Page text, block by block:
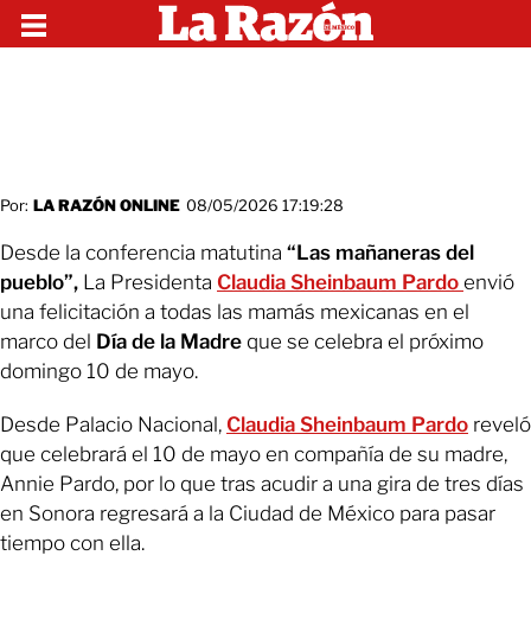
Por: LA RAZÓN ONLINE 08/05/2026 17:19:28
Desde la conferencia matutina “Las mañaneras del
pueblo”, La Presidenta Claudia Sheinbaum Pardo envió
una felicitación a todas las mamás mexicanas en el
marco del Día de la Madre que se celebra el próximo
domingo 10 de mayo.
Desde Palacio Nacional, Claudia Sheinbaum Pardo reveló
que celebrará el 10 de mayo en compañía de su madre,
Annie Pardo, por lo que tras acudir a una gira de tres días
en Sonora regresará a la Ciudad de México para pasar
tiempo con ella.